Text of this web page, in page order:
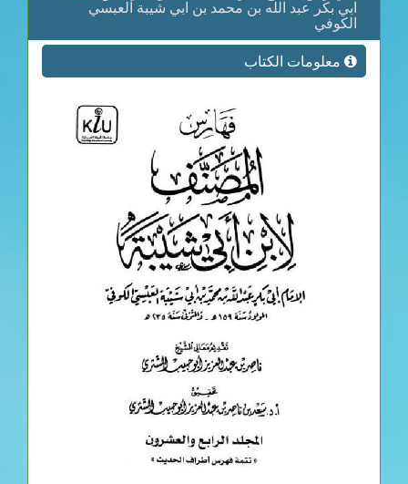
ابي بكر عبد الله بن محمد بن ابي شيبة العبسي
الكوفي
معلومات الكتاب